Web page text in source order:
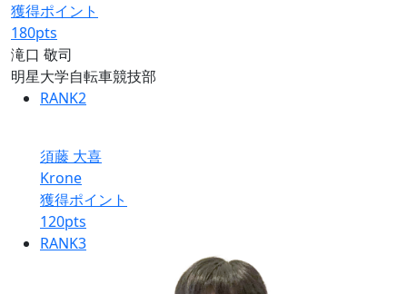
獲得ポイント
180pts
滝口 敬司
明星大学自転車競技部
RANK2
須藤 大喜
Krone
獲得ポイント
120pts
RANK3